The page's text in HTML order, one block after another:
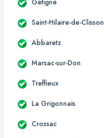
Saint-Hilaire-de-Clisson
Abbaretz
Marsac-sur-Don
Treffieux
La Grigonnais
Crossac